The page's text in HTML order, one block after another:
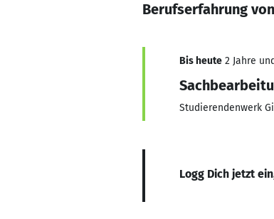
Berufserfahrung
Bis heute 2 Jahre
Studierendenwerk
Logg Dich jetzt